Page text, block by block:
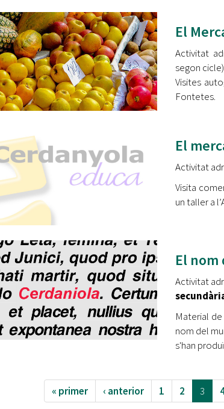
El
Activitat
segon
Visites
Fontetes.
El
Activitat
Visita
un taller a
El nom
Activitat
Material
nom del
s'han
« primer ‹ anterior 1 2 3